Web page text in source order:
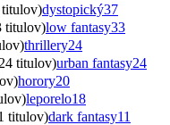
dystopický37
titulov)low fantasy33
thrillery24
titulov)urban fantasy24
horory20
leporelo18
titulov)dark fantasy11